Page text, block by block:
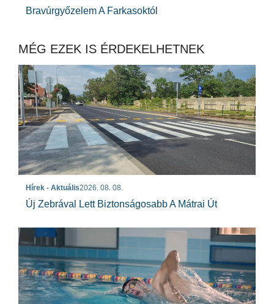
Bravúrgyőzelem A Farkasoktól
MÉG EZEK IS ÉRDEKELHETNEK
Hírek - Aktuális2026. 08. 08.
Új Zebrával Lett Biztonságosabb A Mátrai Út